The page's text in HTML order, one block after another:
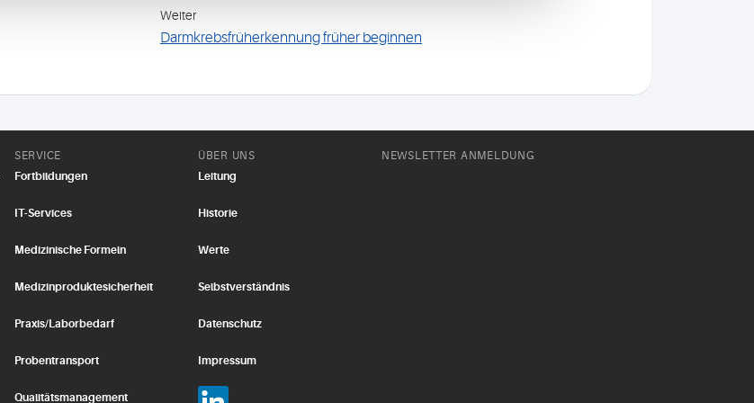
Weiter
Darmkrebsfrüherkennung früher beginnen
SERVICE
Fortbildungen
IT-Services
Medizinische Formeln
Medizinproduktesicherheit
Praxis/Laborbedarf
Probentransport
Qualitätsmanagement
ÜBER UNS
Leitung
Historie
Werte
Selbstverständnis
Datenschutz
Impressum
NEWSLETTER ANMELDUNG